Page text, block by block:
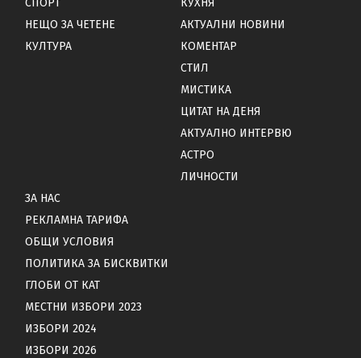
НЕЩО ЗА ЧЕТЕНЕ
КУЛТУРА
АКТУАЛНИ НОВИНИ
КОМЕНТАР
СТИЛ
МИСТИКА
ЦИТАТ НА ДЕНЯ
АКТУАЛНО ИНТЕРВЮ
АСТРО
ЛИЧНОСТИ
ЗА НАС
РЕКЛАМНА ТАРИФА
ОБЩИ УСЛОВИЯ
ПОЛИТИКА ЗА БИСКВИТКИ
ГЛОБИ ОТ КАТ
МЕСТНИ ИЗБОРИ 2023
ИЗБОРИ 2024
ИЗБОРИ 2026